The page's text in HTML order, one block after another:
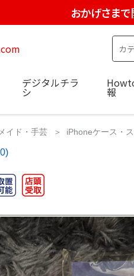
おかげさま
デジタルチラ
シ 報
イド・手芸 iPhoneケース・